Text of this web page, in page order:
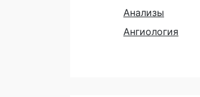
Анализы
Ангиология